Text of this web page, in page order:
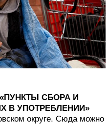
СБОРА И
В УПОТРЕБЛЕНИИ»
округе. Сюда можно